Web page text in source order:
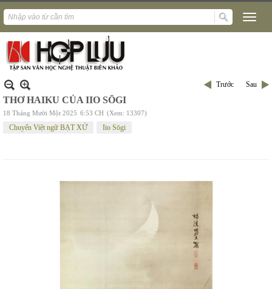
Trước Sau
THƠ HAIKU CỦA IIO SŌGI
18 Tháng Mười Một 2025 6:53 CH (Xem: 13307)
Chuyển Việt ngữ BẠT XỨ Iio Sōgi